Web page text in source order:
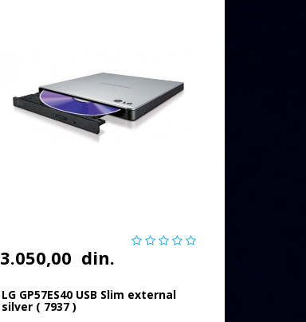
3.050,00 din.
LG GP57ES40 USB Slim external
silver ( 7937 )